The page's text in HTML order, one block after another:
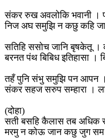
संकर रुख अवलोकि भवानी ।
निज अघ समुझि न कछु कहि
सतिहि ससोच जानि बृषकेतू
बरनत पंथ बिबिध इतिहासा
तहँ पुनि संभु समुझि पन आपन
संकर सहज सरुप सम्हारा ।
(दोहा)
सती बसहि कैलास तब अधिक
मरमु न कोऊ जान कछु जुग सम